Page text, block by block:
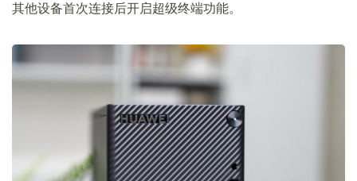
其他设备首次连接后开启超级终端功能。